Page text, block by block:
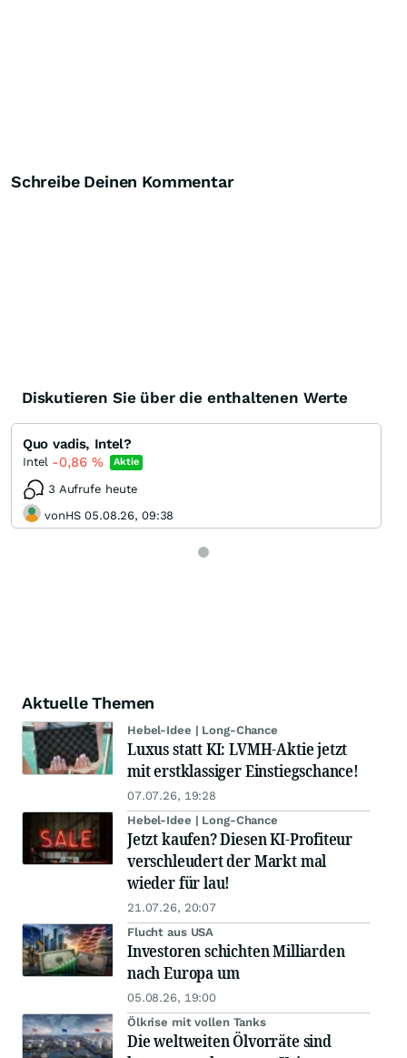
Schreibe Deinen Kommentar
Diskutieren Sie über die enthaltenen Werte
Quo vadis, Intel?
Intel -0,86 % Aktie
3 Aufrufe heute
vonHS 05.08.26, 09:38
Aktuelle Themen
Hebel-Idee | Long-Chance
Luxus statt KI: LVMH-Aktie jetzt
mit erstklassiger Einstiegschance!
07.07.26, 19:28
Hebel-Idee | Long-Chance
Jetzt kaufen? Diesen KI-Profiteur
verschleudert der Markt mal
wieder für lau!
21.07.26, 20:07
Flucht aus USA
Investoren schichten Milliarden
nach Europa um
05.08.26, 19:00
Ölkrise mit vollen Tanks
Die weltweiten Ölvorräte sind